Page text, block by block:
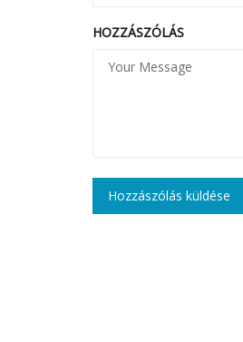
HOZZÁSZÓLÁS